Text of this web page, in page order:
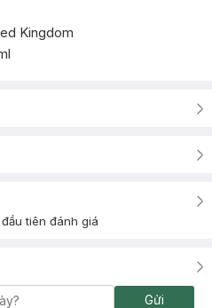
Kingdom
tiên đánh giá
Gửi